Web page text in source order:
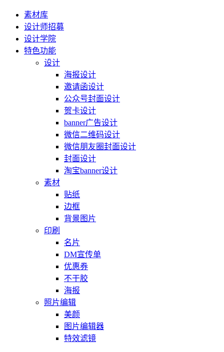
素材库
设计师招募
设计学院
特色功能
设计
海报设计
邀请函设计
公众号封面设计
贺卡设计
banner广告设计
微信二维码设计
微信朋友圈封面设计
封面设计
淘宝banner设计
素材
贴纸
边框
背景图片
印刷
名片
DM宣传单
优惠券
不干胶
海报
照片编辑
美颜
图片编辑器
特效滤镜